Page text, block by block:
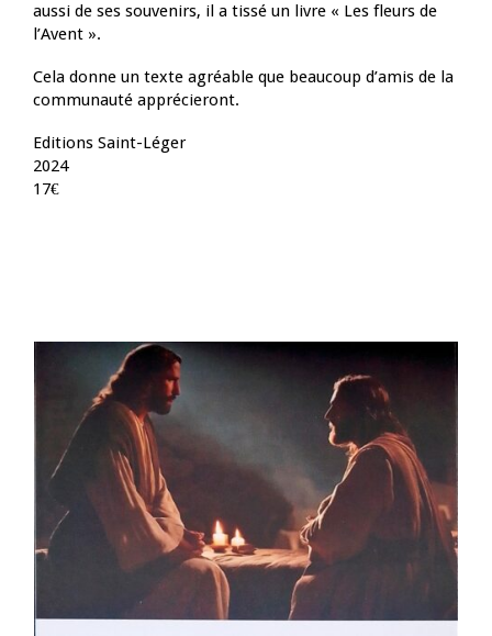
aussi de ses souvenirs, il a tissé un livre « Les fleurs de
l’Avent ».
Cela donne un texte agréable que beaucoup d’amis de la
communauté apprécieront.
Editions Saint-Léger
2024
17€